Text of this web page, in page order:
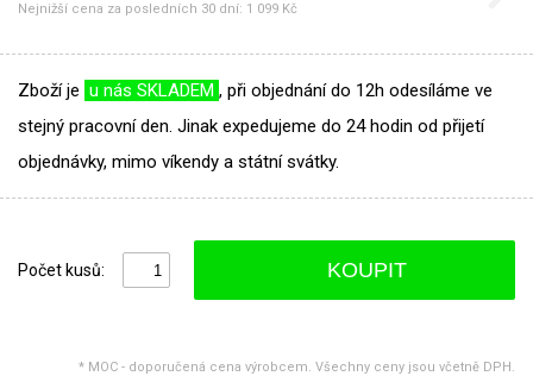
Nejnižší cena za posledních 30 dní: 1 099 Kč
Zboží je u nás SKLADEM , při objednání do 12h odesíláme ve
stejný pracovní den. Jinak expedujeme do 24 hodin od přijetí
objednávky, mimo víkendy a státní svátky.
Počet kusů: KOUPIT
* MOC - doporučená cena výrobcem. Všechny ceny jsou včetně DPH.